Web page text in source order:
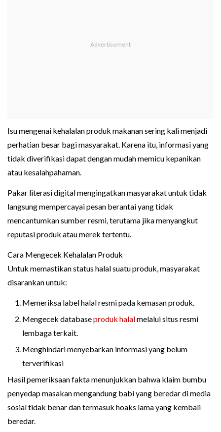
Isu mengenai kehalalan produk makanan sering kali menjadi
perhatian besar bagi masyarakat. Karena itu, informasi yang
tidak diverifikasi dapat dengan mudah memicu kepanikan
atau kesalahpahaman.
Pakar literasi digital mengingatkan masyarakat untuk tidak
langsung mempercayai pesan berantai yang tidak
mencantumkan sumber resmi, terutama jika menyangkut
reputasi produk atau merek tertentu.
Cara Mengecek Kehalalan Produk
Untuk memastikan status halal suatu produk, masyarakat
disarankan untuk:
Memeriksa label halal resmi pada kemasan produk.
Mengecek databaseproduk halalmelalui situs resmi
lembaga terkait.
Menghindari menyebarkan informasi yang belum
terverifikasi
Hasil pemeriksaan fakta menunjukkan bahwa klaim bumbu
penyedap masakan mengandung babi yang beredar di media
sosial tidak benar dan termasuk hoaks lama yang kembali
beredar.